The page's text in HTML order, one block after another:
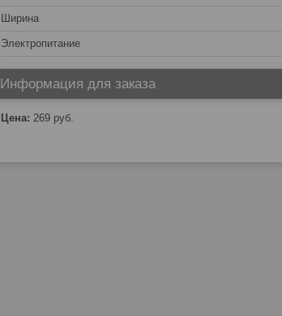
Ширина
Электропитание
Информация для заказа
Цена: 269 руб.